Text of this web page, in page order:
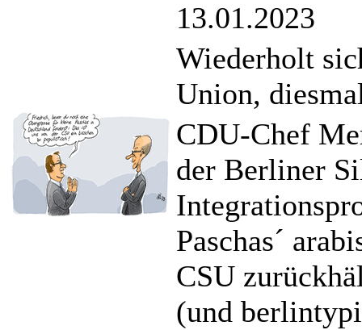
13.01.2023
Wiederholt
Union,
CDU-Chef
der Berliner
Paschas´
CSU
(und